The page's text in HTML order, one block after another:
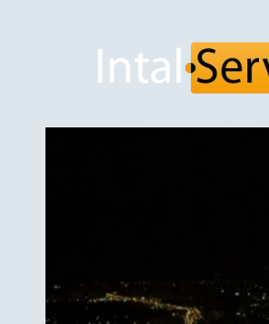
Skip to main content